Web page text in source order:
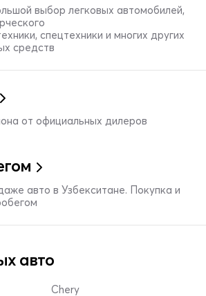
выбор легковых автомобилей,
спецтехники и многих других
средств
от официальных дилеров
авто в Узбекситане. Покупка и
авто
Chery